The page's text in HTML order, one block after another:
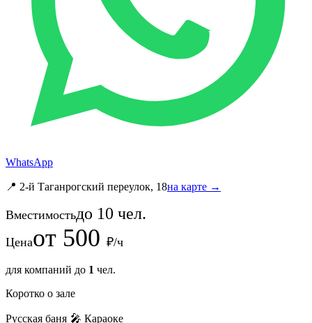
WhatsApp
📍 2-й Таганрогский переулок, 18на карте →
Вместимостьдо 10 чел.
Ценаот 500 ₽/ч
для компаний до 1 чел.
Коротко о зале
Русская баня 🎤 Караоке